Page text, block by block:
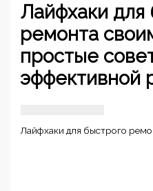
Лайфхаки для
ремонта
простые
эффективной
Лайфхаки для быстрого